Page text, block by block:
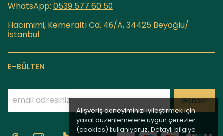
Alışveriş deneyiminizi iyileştirmek için
yasal düzenlemelere uygun çerezler
(cookies) kullanıyoruz. Detaylı bilgiye
WhatsApp: 0539 577 60 50
Hacımimi, Kemeraltı Cd. 46/A, 34425 Beyoğlu/
İstanbul
E-BÜLTEN
Gönder